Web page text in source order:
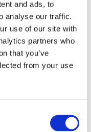
and ads, to
analyse our traffic.
use of our site with
partners who
that you’ve
from your use
dig inför nästa